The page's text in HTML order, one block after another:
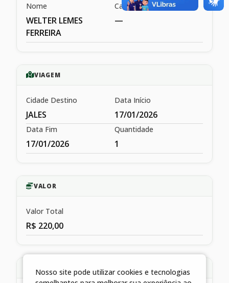
Nome
WELTER LEMES
FERREIRA
Cargo
—
VIAGEM
Cidade Destino
JALES
Data Início
17/01/2026
Data Fim
17/01/2026
Quantidade
1
VALOR
Valor Total
R$ 220,00
HISTÓRICO
Nosso site pode utilizar cookies e tecnologias